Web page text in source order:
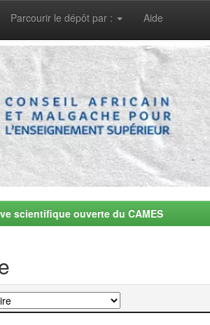
Parcourir le dépôt par : Aide
scientifique ouverte du CAMES